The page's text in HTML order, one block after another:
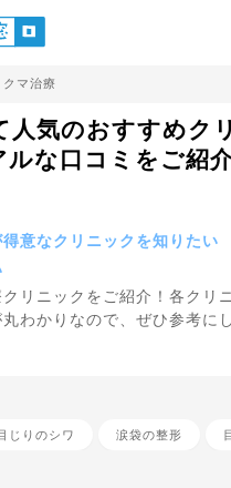
マ治療
気のおすすめクリ
な口コミをご紹
意なクリニックを知りたい
リニックをご紹介！各クリ
わかりなので、ぜひ参考にし
じりのシワ 涙袋の整形